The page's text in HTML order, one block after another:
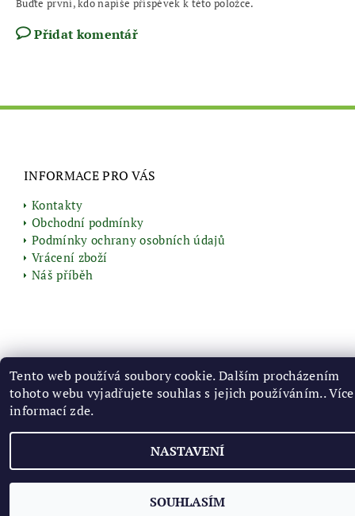
Přidat komentář
INFORMACE PRO VÁS
Kontakty
Obchodní podmínky
Podmínky ochrany osobních údajů
Vrácení zboží
Náš příběh
Vytvořil Shoptet
Tento web používá soubory cookie. Dalším procházením
tohoto webu vyjadřujete souhlas s jejich používáním.. Více
informacízde.
NASTAVENÍ
SOUHLASÍM